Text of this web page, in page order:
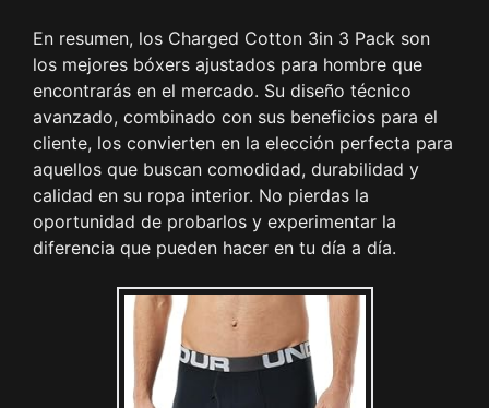
En resumen, los Charged Cotton 3in 3 Pack son
los mejores bóxers ajustados para hombre que
encontrarás en el mercado. Su diseño técnico
avanzado, combinado con sus beneficios para el
cliente, los convierten en la elección perfecta para
aquellos que buscan comodidad, durabilidad y
calidad en su ropa interior. No pierdas la
oportunidad de probarlos y experimentar la
diferencia que pueden hacer en tu día a día.